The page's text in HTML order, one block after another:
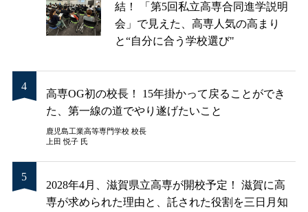
結！ 「第5回私立高専合同進学説明
会」で見えた、高専人気の高まり
と“自分に合う学校選び"
高専OG初の校長！ 15年掛かって戻ることができ
た、第一線の道でやり遂げたいこと
鹿児島工業高等専門学校 校長
上田 悦子 氏
2028年4月、滋賀県立高専が開校予定！ 滋賀に高
専が求められた理由と、託された役割を三日月知